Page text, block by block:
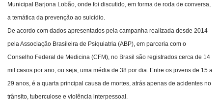
Municipal Barjona Lobão, onde foi discutido, em forma de roda de conversa,
a temática da prevenção ao suicídio.
De acordo com dados apresentados pela campanha realizada desde 2014
pela Associação Brasileira de Psiquiatria (ABP), em parceria com o
Conselho Federal de Medicina (CFM), no Brasil são registrados cerca de 14
mil casos por ano, ou seja, uma média de 38 por dia. Entre os jovens de 15 a
29 anos, é a quarta principal causa de mortes, atrás apenas de acidentes no
trânsito, tuberculose e violência interpessoal.